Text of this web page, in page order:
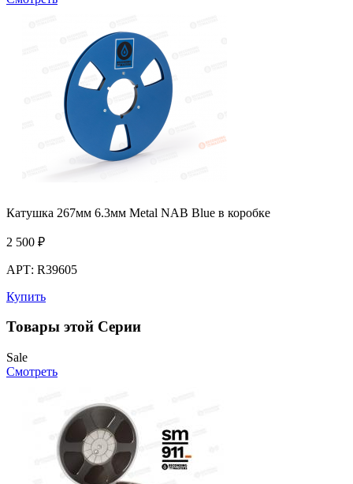
Катушка 267мм 6.3мм Metal NAB Blue в коробке
2 500 ₽
АРТ: R39605
Купить
Товары этой Серии
Sale
Смотреть